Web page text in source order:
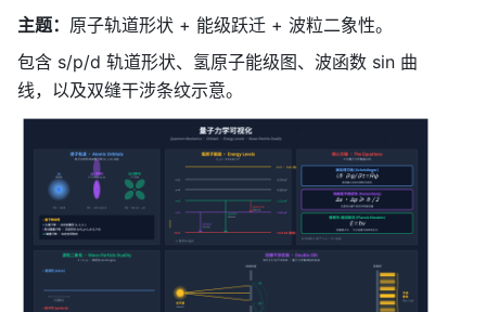
主题： 原子轨道形状 + 能级跃迁 + 波粒二象性。
包含 s/p/d 轨道形状、氢原子能级图、波函数 sin 曲
线，以及双缝干涉条纹示意。